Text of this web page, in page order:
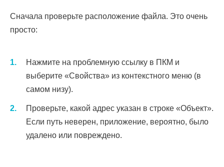
Сначала проверьте расположение файла. Это очень
просто:
Нажмите на проблемную ссылку в ПКМ и
выберите «Свойства» из контекстного меню (в
самом низу).
Проверьте, какой адрес указан в строке «Объект».
Если путь неверен, приложение, вероятно, было
удалено или повреждено.